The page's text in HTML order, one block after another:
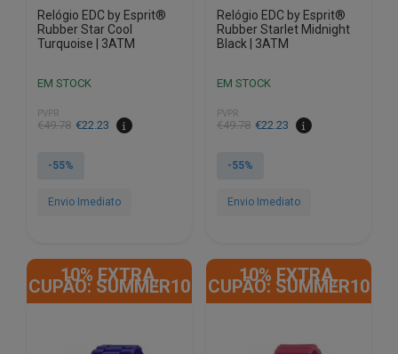
Relógio EDC by Esprit®
Rubber Star Cool
Turquoise | 3ATM
EM STOCK
PVPR
€49.78
O
original
€49.78.
€22.23
O
atual
€22.23.
-55%
Envio Imediato
Relógio EDC by Esprit®
Rubber Starlet Midnight
Black | 3ATM
EM STOCK
PVPR
€49.78
O
original
€49.78.
€22.23
O
atual
€22.23.
-55%
Envio Imediato
10% EXTRA,
CUPÃO: SUMMER10
10% EXTRA,
CUPÃO: SUMMER10